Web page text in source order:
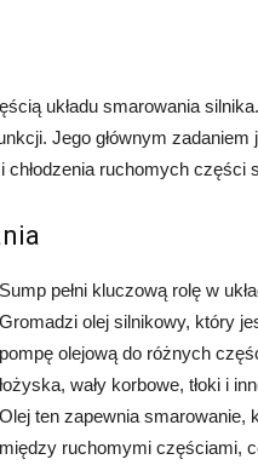
układu smarowania
Jego głównym
ruchomych części
Sump pełni kluczową rolę w
Gromadzi olej silnikowy, który
pompę olejową do różnych
łożyska, wały korbowe, tłoki i
Olej ten zapewnia smarowanie,
między ruchomymi częściami,